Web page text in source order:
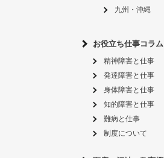
九州・沖縄
お役立ち仕事コラム
精神障害と仕事
発達障害と仕事
身体障害と仕事
知的障害と仕事
難病と仕事
制度について